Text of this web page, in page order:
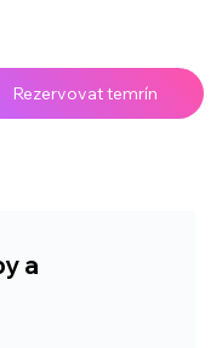
Rezervovat temrín
a